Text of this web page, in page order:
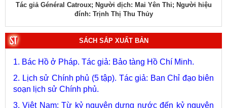
Tác giả Général Catroux; Người dịch: Mai Yên Thi; Người hiệu
đính: Trịnh Thị Thu Thủy
SÁCH SẮP XUẤT BẢN
1. Bác Hồ ở Pháp. Tác giả: Bảo tàng Hồ Chí Minh.
2. Lịch sử Chính phủ (5 tập). Tác giả: Ban Chỉ đạo biên
soạn lịch sử Chính phủ.
3. Việt Nam: Từ kỷ nguyên dựng nước đến kỷ nguyên
vươn mình của dân tộc. Tác giả: PGS.TS. Vũ Trọng